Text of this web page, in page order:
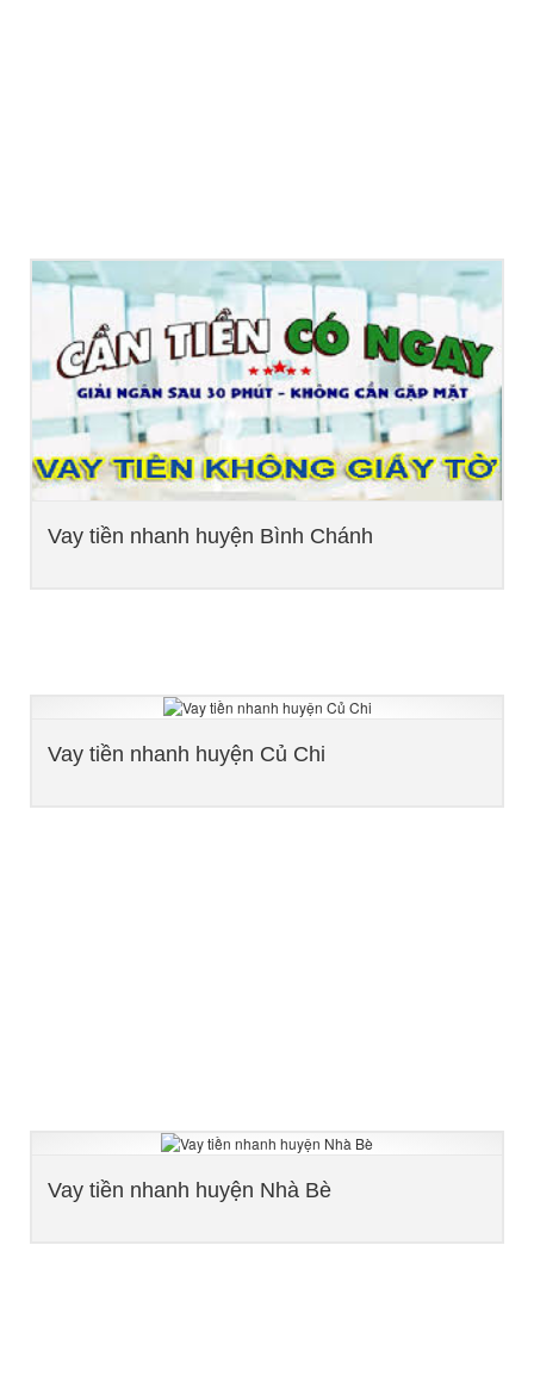
Vay tiền nhanh huyện Bình Chánh
Vay tiền nhanh huyện Củ Chi
Vay tiền nhanh huyện Nhà Bè